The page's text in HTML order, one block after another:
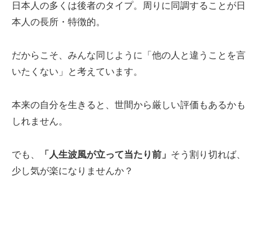
日本人の多くは後者のタイプ。周りに同調することが日
本人の長所・特徴的。
だからこそ、みんな同じように「他の人と違うことを言
いたくない」と考えています。
本来の自分を生きると、世間から厳しい評価もあるかも
しれません。
でも、 「人生波風が立って当たり前」 そう割り切れば、
少し気が楽になりませんか？